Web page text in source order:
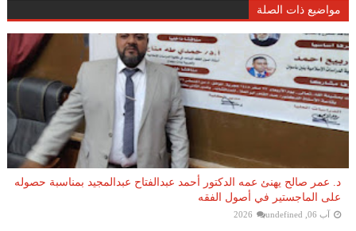
مواضيع ذات الصلة
د. عمر صالح يهنئ عمه الدكتور أحمد عبدالفتاح عبدالمجيد بمناسبة حصوله
على الماجستير في أصول الفقه
آب 06, 2026 undefined